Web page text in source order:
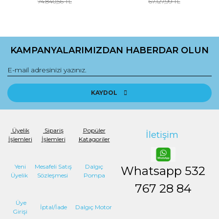
KAMPANYALARIMIZDAN HABERDAR OLUN
KAYDOL
Üyelik
İşlemleri
Sipariş
İşlemleri
Popüler
Katagoriler
İletişim
Yeni
Üyelik
Mesafeli Satış
Sözleşmesi
Dalgıç
Pompa
Whatsapp 532
767 28 84
Üye
Girişi
İptal/İade
Dalgıç Motor